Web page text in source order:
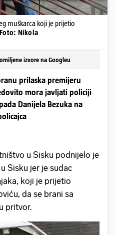
muškarca koji je prijetio
Foto: Nikola
izvore na Googleu
prilaska premijeru
mora javljati policiji
Danijela Bezuka na
u Sisku podnijelo je
Sisku jer je sudac
koji je prijetio
da se brani sa
pritvor.